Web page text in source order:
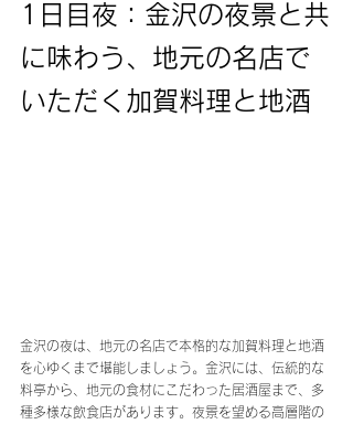
1日目夜：金沢の夜景と共
に味わう、地元の名店で
いただく加賀料理と地酒
金沢の夜は、地元の名店で本格的な加賀料理と地酒
を心ゆくまで堪能しましょう。金沢には、伝統的な
料亭から、地元の食材にこだわった居酒屋まで、多
種多様な飲食店があります。夜景を望める高層階の